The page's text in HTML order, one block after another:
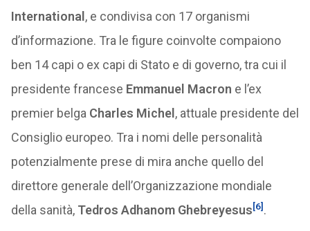
International , e condivisa con 17 organismi
d’informazione. Tra le figure coinvolte compaiono
ben 14 capi o ex capi di Stato e di governo, tra cui il
presidente francese Emmanuel Macron e l’ex
premier belga Charles Michel , attuale presidente del
Consiglio europeo. Tra i nomi delle personalità
potenzialmente prese di mira anche quello del
direttore generale dell’Organizzazione mondiale
della sanità, Tedros Adhanom Ghebreyesus[6] .